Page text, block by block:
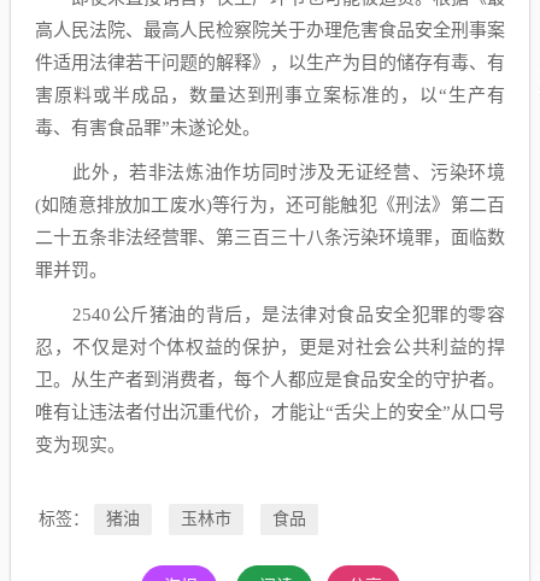
高人民法院、最高人民检察院关于办理危害食品安全刑事案
件适用法律若干问题的解释》，以生产为目的储存有毒、有
害原料或半成品，数量达到刑事立案标准的，以“生产有
毒、有害食品罪”未遂论处。
此外，若非法炼油作坊同时涉及无证经营、污染环境
(如随意排放加工废水)等行为，还可能触犯《刑法》第二百
二十五条非法经营罪、第三百三十八条污染环境罪，面临数
罪并罚。
2540公斤猪油的背后，是法律对食品安全犯罪的零容
忍，不仅是对个体权益的保护，更是对社会公共利益的捍
卫。从生产者到消费者，每个人都应是食品安全的守护者。
唯有让违法者付出沉重代价，才能让“舌尖上的安全”从口号
变为现实。
标签： 猪油 玉林市 食品